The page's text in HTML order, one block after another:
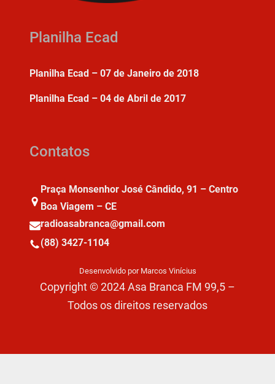
Planilha Ecad
Planilha Ecad – 07 de Janeiro de 2018
Planilha Ecad – 04 de Abril de 2017
Contatos
Praça Monsenhor José Cândido, 91 – Centro
Boa Viagem – CE
radioasabranca@gmail.com
(88) 3427-1104
Desenvolvido por Marcos Vinícius
Copyright © 2024 Asa Branca FM 99,5 –
Todos os direitos reservados